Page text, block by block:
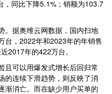
同比下降5.1%；销额为103.7
。据奥维云网数据，国内扫地
台，2022年和2023年的年销售
2017年的422万台。
且可以用爆发式增长后回归常
的连续下滑趋势，则反映了消
渐消亡。而在缺少用户买单的